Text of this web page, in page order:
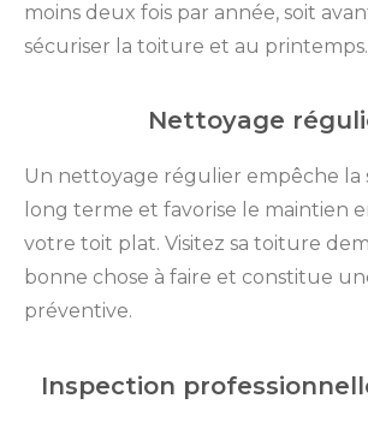
moins deux fois par année, soit
sécuriser la toiture et au printemps.
Nettoyage
Un nettoyage régulier empêche la
long terme et favorise le maintien
votre toit plat. Visitez sa toiture
bonne chose à faire et constitue
préventive.
Inspection